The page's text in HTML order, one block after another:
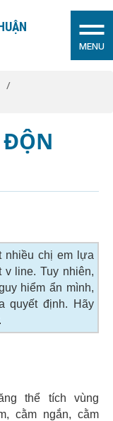
MENU
ĐỘN
nhiều chị em lựa
v line. Tuy nhiên,
hiểm ẩn mình,
quyết định. Hãy
thể tích vùng
cằm ngắn, cằm